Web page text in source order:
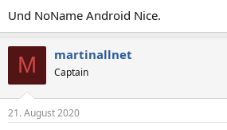
Und NoName Android Nice.
M martinallnet
Captain
21. August 2020